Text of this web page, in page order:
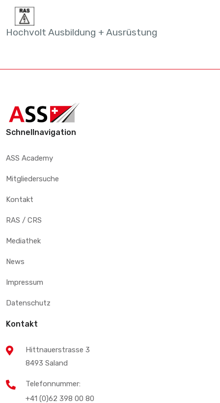
Hochvolt Ausbildung + Ausrüstung
Schnellnavigation
ASS Academy
Mitgliedersuche
Kontakt
RAS / CRS
Mediathek
News
Impressum
Datenschutz
Kontakt
Hittnauerstrasse 3
8493 Saland
Telefonnummer:
+41 (0)62 398 00 80